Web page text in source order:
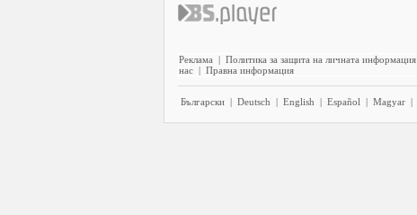
Реклама | Политика за защита на личната информация
нас | Правна информация
Български | Deutsch | English | Español | Magyar |